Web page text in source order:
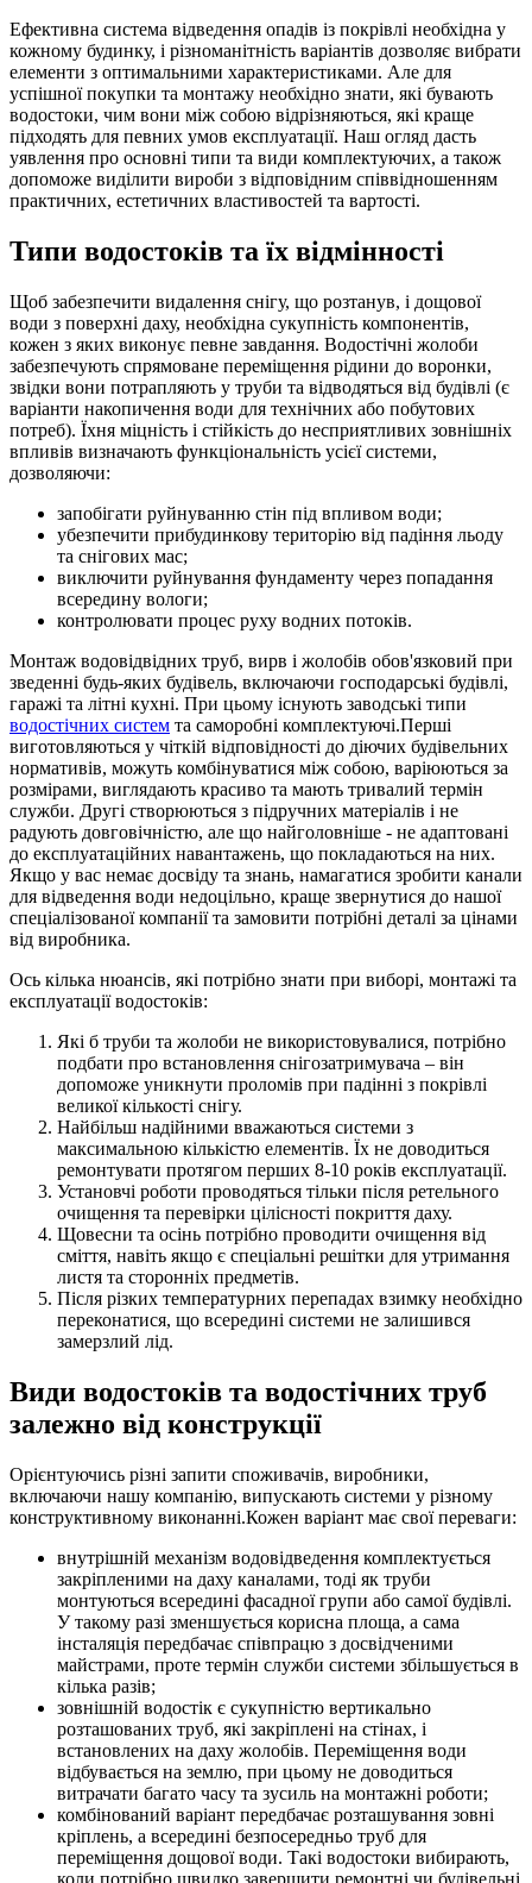
Ефективна система відведення опадів із покрівлі необхідна у
кожному будинку, і різноманітність варіантів дозволяє вибрати
елементи з оптимальними характеристиками. Але для
успішної покупки та монтажу необхідно знати, які бувають
водостоки, чим вони між собою відрізняються, які краще
підходять для певних умов експлуатації. Наш огляд дасть
уявлення про основні типи та види комплектуючих, а також
допоможе виділити вироби з відповідним співвідношенням
практичних, естетичних властивостей та вартості.
Типи водостоків та їх відмінності
Щоб забезпечити видалення снігу, що розтанув, і дощової
води з поверхні даху, необхідна сукупність компонентів,
кожен з яких виконує певне завдання. Водостічні жолоби
забезпечують спрямоване переміщення рідини до воронки,
звідки вони потрапляють у труби та відводяться від будівлі (є
варіанти накопичення води для технічних або побутових
потреб). Їхня міцність і стійкість до несприятливих зовнішніх
впливів визначають функціональність усієї системи,
дозволяючи:
запобігати руйнуванню стін під впливом води;
убезпечити прибудинкову територію від падіння льоду
та снігових мас;
виключити руйнування фундаменту через попадання
всередину вологи;
контролювати процес руху водних потоків.
Монтаж водовідвідних труб, вирв і жолобів обов'язковий при
зведенні будь-яких будівель, включаючи господарські будівлі,
гаражі та літні кухні. При цьому існують заводські типи
водостічних систем та саморобні комплектуючі.Перші
виготовляються у чіткій відповідності до діючих будівельних
нормативів, можуть комбінуватися між собою, варіюються за
розмірами, виглядають красиво та мають тривалий термін
служби. Другі створюються з підручних матеріалів і не
радують довговічністю, але що найголовніше - не адаптовані
до експлуатаційних навантажень, що покладаються на них.
Якщо у вас немає досвіду та знань, намагатися зробити канали
для відведення води недоцільно, краще звернутися до нашої
спеціалізованої компанії та замовити потрібні деталі за цінами
від виробника.
Ось кілька нюансів, які потрібно знати при виборі, монтажі та
експлуатації водостоків:
Які б труби та жолоби не використовувалися, потрібно
подбати про встановлення снігозатримувача – він
допоможе уникнути проломів при падінні з покрівлі
великої кількості снігу.
Найбільш надійними вважаються системи з
максимальною кількістю елементів. Їх не доводиться
ремонтувати протягом перших 8-10 років експлуатації.
Установчі роботи проводяться тільки після ретельного
очищення та перевірки цілісності покриття даху.
Щовесни та осінь потрібно проводити очищення від
сміття, навіть якщо є спеціальні решітки для утримання
листя та сторонніх предметів.
Після різких температурних перепадах взимку необхідно
переконатися, що всередині системи не залишився
замерзлий лід.
Види водостоків та водостічних труб
залежно від конструкції
Орієнтуючись різні запити споживачів, виробники,
включаючи нашу компанію, випускають системи у різному
конструктивному виконанні.Кожен варіант має свої переваги:
внутрішній механізм водовідведення комплектується
закріпленими на даху каналами, тоді як труби
монтуються всередині фасадної групи або самої будівлі.
У такому разі зменшується корисна площа, а сама
інсталяція передбачає співпрацю з досвідченими
майстрами, проте термін служби системи збільшується в
кілька разів;
зовнішній водостік є сукупністю вертикально
розташованих труб, які закріплені на стінах, і
встановлених на даху жолобів. Переміщення води
відбувається на землю, при цьому не доводиться
витрачати багато часу та зусиль на монтажні роботи;
комбінований варіант передбачає розташування зовні
кріплень, а всередині безпосередньо труб для
переміщення дощової води. Такі водостоки вибирають,
коли потрібно швидко завершити ремонтні чи будівельні